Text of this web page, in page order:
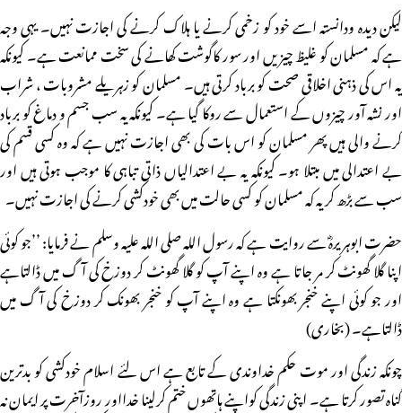
لیکن دیدہ ودانستہ اسے خود کو زخمی کرنے یا ہلاک کرنے کی اجازت نہیں۔ یہی وجہ
ہے کہ مسلمان کو غلیظ چیزیں اور سور کاگوشت کھانے کی سخت ممانعت ہے۔ کیونکہ
یہ اس کی ذہنی اخلاقی صحت کو برباد کرتی ہیں۔ مسلمان کو زہریلے مشروبات ، شراب
اور نشہ آور چیزوں کے استعمال سے روکا گیا ہے۔ کیونکہ یہ سب جسم و دماغ کو برباد
کرنے والی ہیں پھر مسلمان کو اس بات کی بھی اجازت نہیں ہے کہ وہ کسی قسم کی
بے اعتدالی میں مبتلا ہو۔ کیونکہ یہ بے اعتدالیاں ذاتی تباہی کا موجب ہوتی ہیں اور
سب سے بڑھ کر یہ کہ مسلمان کو کسی حالت میں بھی خودکشی کرنے کی اجازت نہیں۔
حضرت ابوہریرہؓ سے روایت ہے کہ رسول اللہ صلی اللہ علیہ وسلم نے فرمایا: ’’جو کوئی
اپنا گلا گھونٹ کر مر جاتا ہے وہ اپنے آپ کو گلا گھونٹ کر دوزخ کی آگ میں ڈالتاہے
اور جو کوئی اپنے خنجر بھونکتا ہے وہ اپنے آپ کو خنجر بھونک کر دوزخ کی آگ میں
ڈالتاہے۔ (بخاری)
چونکہ زندگی اور موت حکم خداوندی کے تابع ہے اس لئے اسلام خودکشی کو بدترین
گناہ تصور کرتا ہے۔ اپنی زندگی کواپنے ہاتھوں ختم کرلینا خدااور روزآخرت پر ایمان نہ